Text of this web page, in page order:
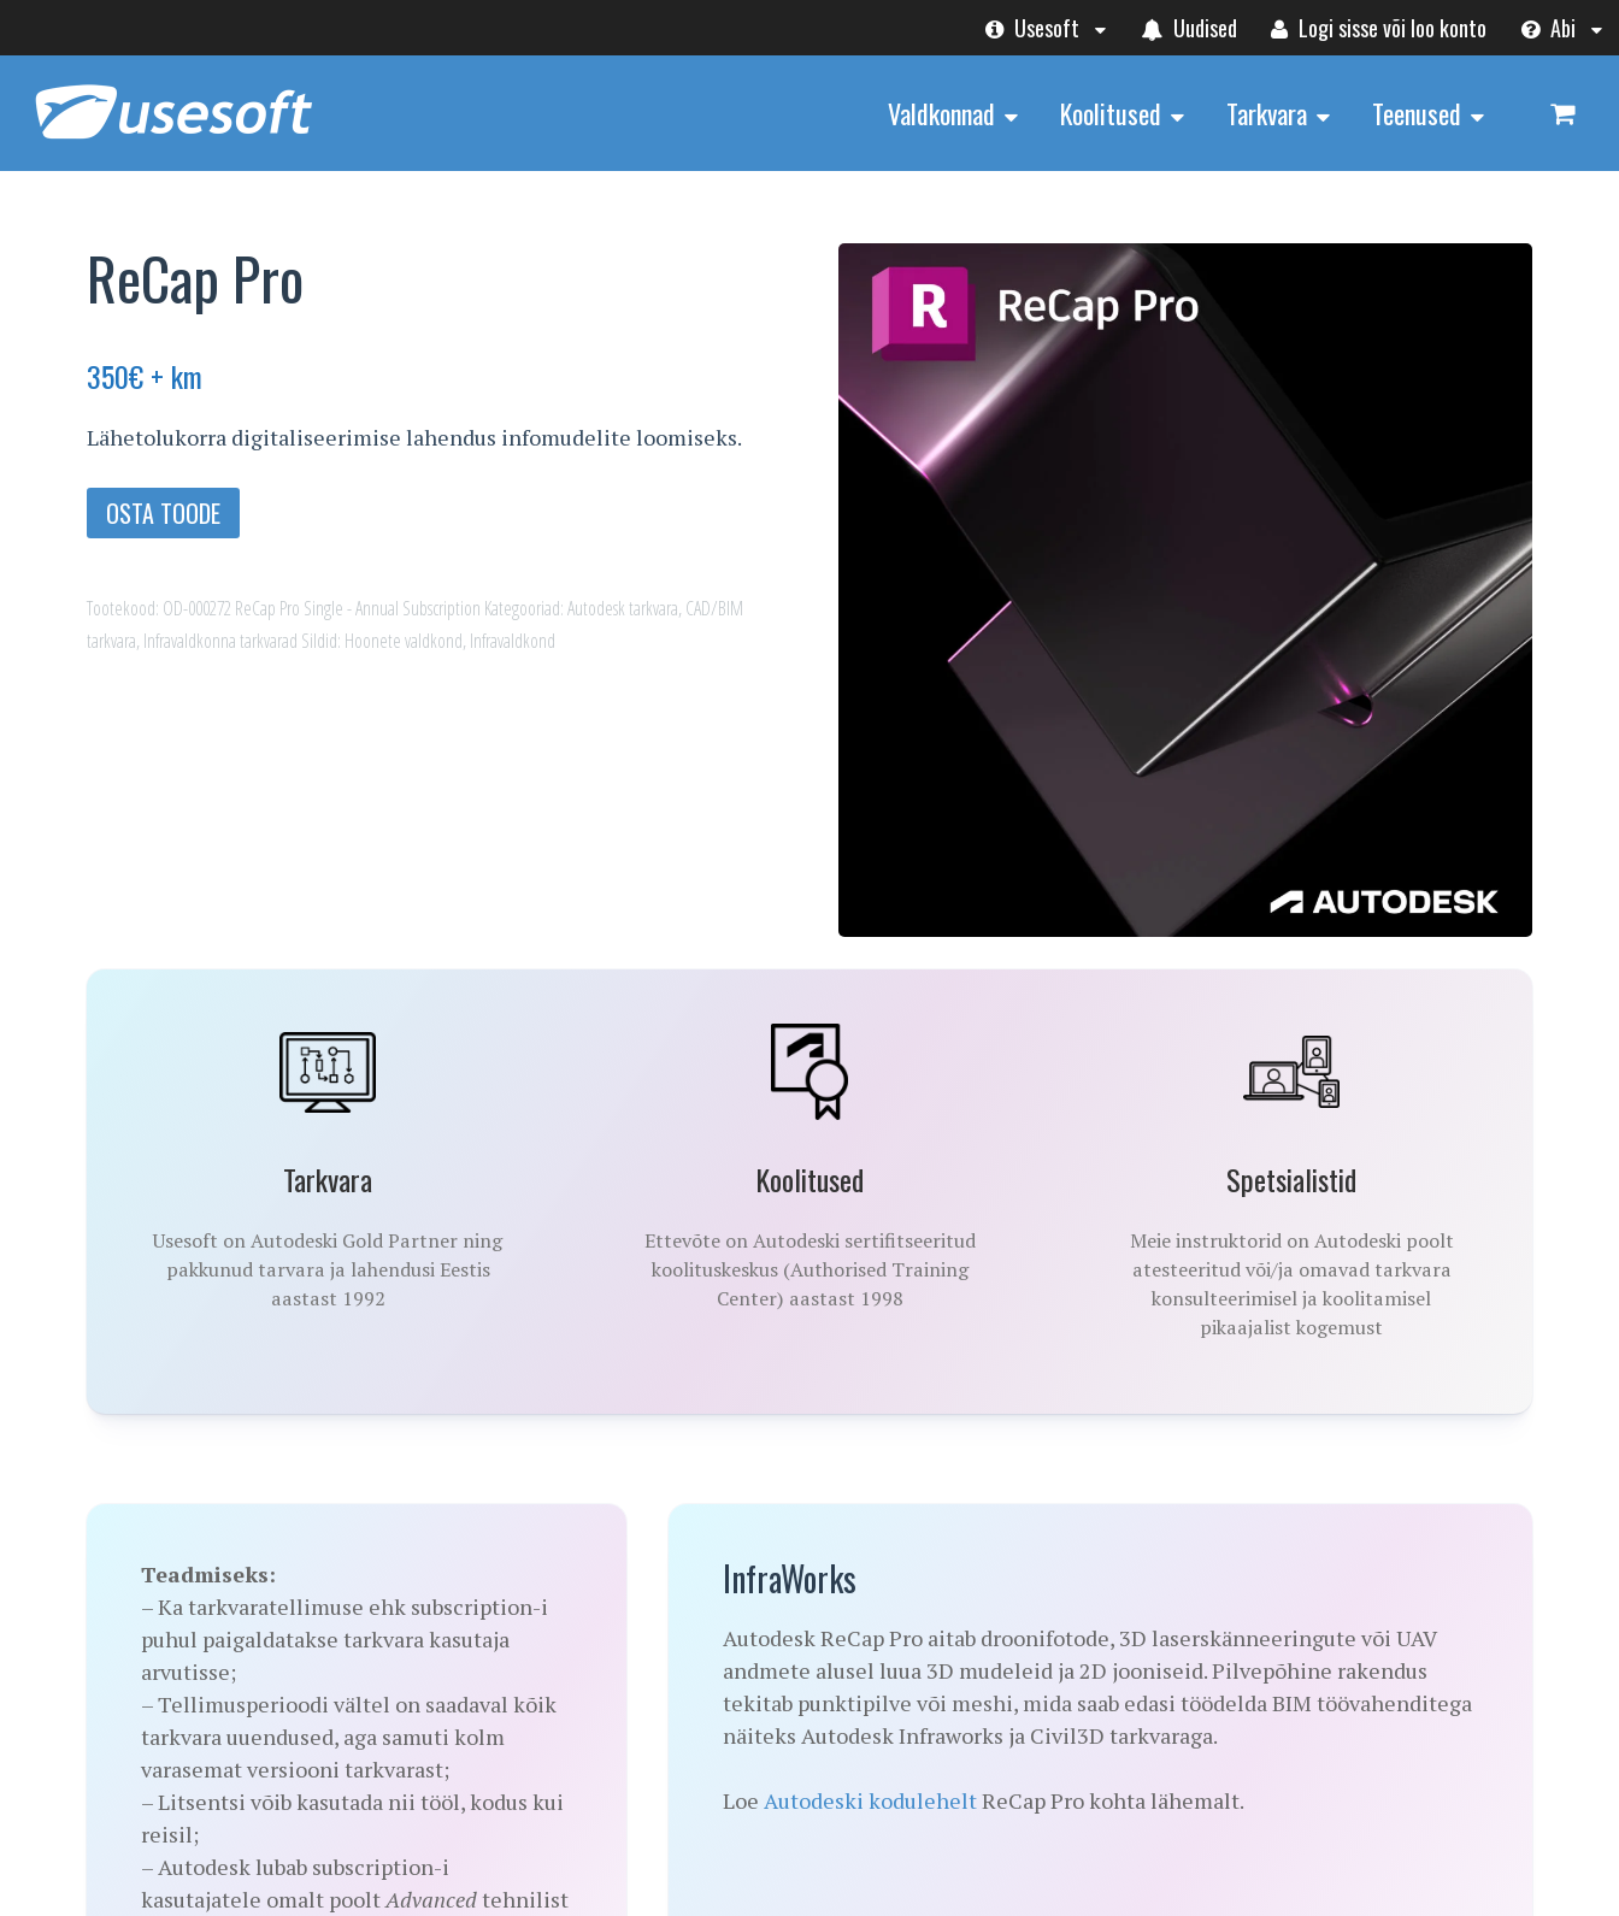
Usesoft Uudised Logi sisse või loo konto Abi
Valdkonnad Koolitused Tarkvara Teenused
ReCap Pro
350€+ km
Lähetolukorra digitaliseerimise lahendus infomudelite loomiseks.
OSTA TOODE
Tootekood: OD-000272 ReCap Pro Single - Annual Subscription Kategooriad:Autodesk tarkvara, CAD/BIM
tarkvara, Infravaldkonna tarkvarad Sildid: Hoonete valdkond, Infravaldkond
Tarkvara
Usesoft on Autodeski Gold Partner ning
pakkunud tarvara ja lahendusi Eestis
aastast 1992
Koolitused
Ettevõte on Autodeski sertifitseeritud
koolituskeskus (Authorised Training
Center) aastast 1998
Spetsialistid
Meie instruktorid on Autodeski poolt
atesteeritud või/ja omavad tarkvara
konsulteerimisel ja koolitamisel
pikaajalist kogemust
Teadmiseks:
– Ka tarkvaratellimuse ehk subscription-i
puhul paigaldatakse tarkvara kasutaja
arvutisse;
– Tellimusperioodi vältel on saadaval kõik
tarkvara uuendused, aga samuti kolm
varasemat versiooni tarkvarast;
– Litsentsi võib kasutada nii tööl, kodus kui
reisil;
– Autodesk lubab subscription-i
kasutajatele omalt pooltAdvancedtehnilist
InfraWorks
Autodesk ReCap Pro aitab droonifotode, 3D laserskänneeringute või UAV
andmete alusel luua 3D mudeleid ja 2D jooniseid. Pilvepõhine rakendus
tekitab punktipilve või meshi, mida saab edasi töödelda BIM töövahenditega
näiteks Autodesk Infraworks ja Civil3D tarkvaraga.
Loe Autodeski koduleheltReCap Pro kohta lähemalt.